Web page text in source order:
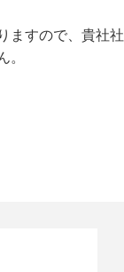
ますので、貴社社
。